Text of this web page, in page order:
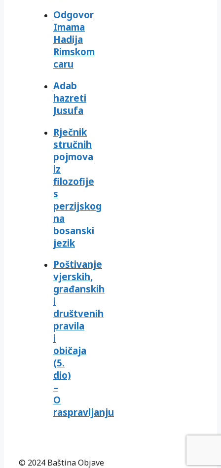
Odgovor
Imama
Hadija
Rimskom
caru
Adab
hazreti
Jusufa
Rječnik
stručnih
pojmova
iz
filozofije
s
perzijskog
na
bosanski
jezik
Poštivanje
vjerskih,
građanskih
i
društvenih
pravila
i
običaja
(5.
dio)
–
O
raspravljanju
© 2024 Baština Objave